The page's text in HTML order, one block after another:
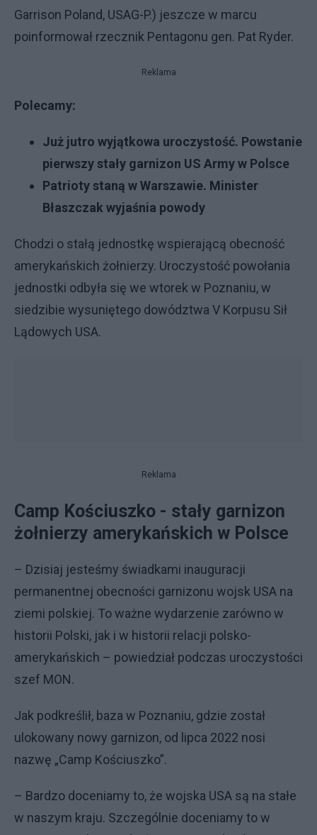
Garrison Poland, USAG-P.) jeszcze w marcu
poinformował rzecznik Pentagonu gen. Pat Ryder.
Reklama
Polecamy:
Już jutro wyjątkowa uroczystość. Powstanie
pierwszy stały garnizon US Army w Polsce
Patrioty staną w Warszawie. Minister
Błaszczak wyjaśnia powody
Chodzi o stałą jednostkę wspierającą obecność
amerykańskich żołnierzy. Uroczystość powołania
jednostki odbyła się we wtorek w Poznaniu, w
siedzibie wysuniętego dowództwa V Korpusu Sił
Lądowych USA.
Reklama
Camp Kościuszko - stały garnizon
żołnierzy amerykańskich w Polsce
– Dzisiaj jesteśmy świadkami inauguracji
permanentnej obecności garnizonu wojsk USA na
ziemi polskiej. To ważne wydarzenie zarówno w
historii Polski, jak i w historii relacji polsko-
amerykańskich – powiedział podczas uroczystości
szef MON.
Jak podkreślił, baza w Poznaniu, gdzie został
ulokowany nowy garnizon, od lipca 2022 nosi
nazwę „Camp Kościuszko”.
– Bardzo doceniamy to, że wojska USA są na stałe
w naszym kraju. Szczególnie doceniamy to w